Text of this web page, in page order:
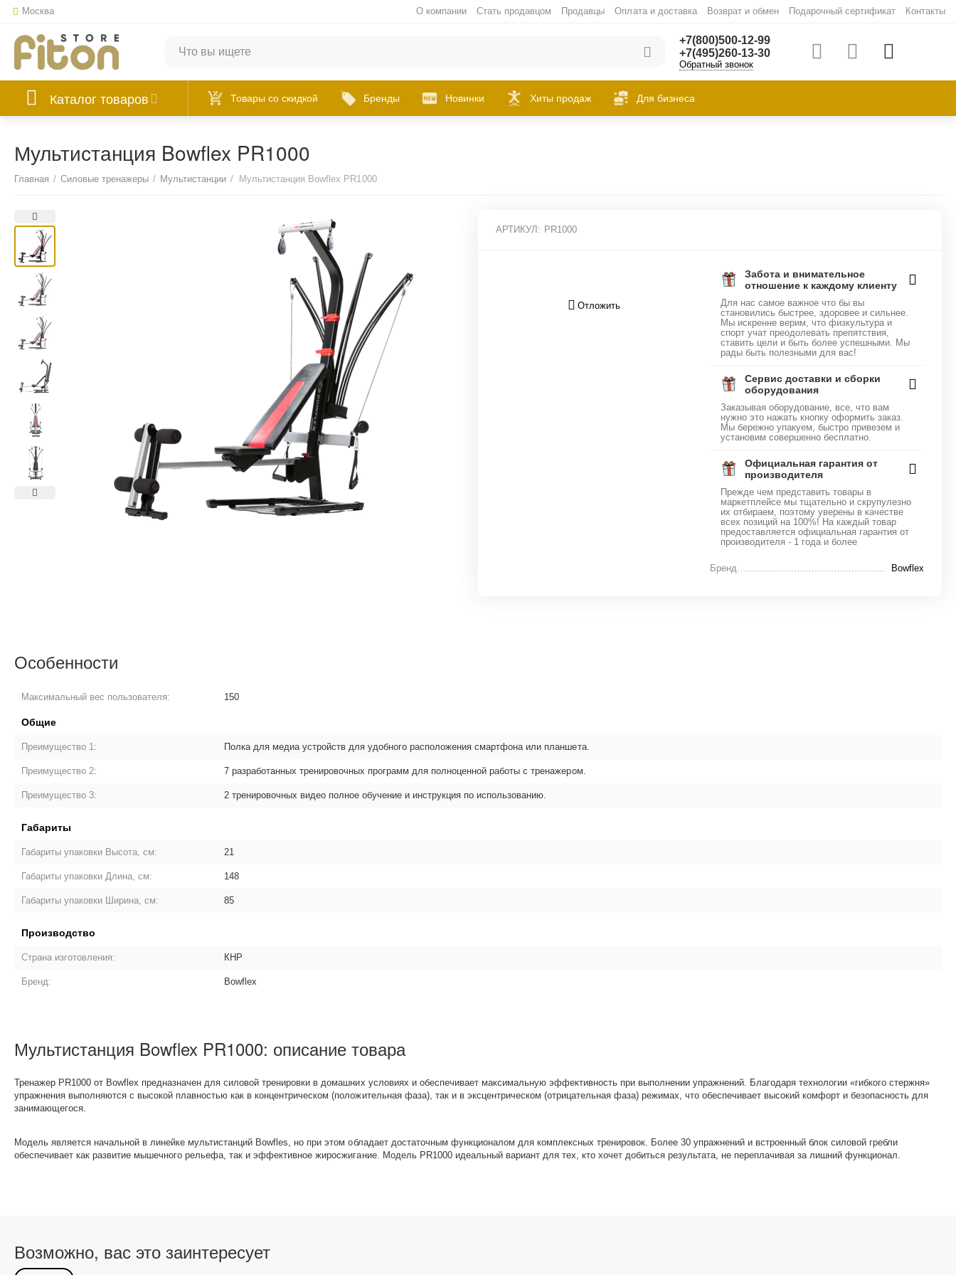
Москва О компании Стать продавцом Продавцы Оплата и доставка Возврат и обмен Подарочный сертификат Контакты
+7(800)500-12-99
+7(495)260-13-30
Обратный звонок
Каталог товаров Товары со скидкой Бренды Новинки Хиты продаж Для бизнеса
Мультистанция Bowflex PR1000
Главная / Силовые тренажеры / Мультистанции / Мультистанция Bowflex PR1000
АРТИКУЛ: PR1000
Отложить
Забота и внимательное
отношение к каждому клиенту
Для нас самое важное что бы вы
становились быстрее, здоровее и сильнее.
Мы искренне верим, что физкультура и
спорт учат преодолевать препятствия,
ставить цели и быть более успешными. Мы
рады быть полезными для вас!
Сервис доставки и сборки
оборудования
Заказывая оборудование, все, что вам
нужно это нажать кнопку оформить заказ.
Мы бережно упакуем, быстро привезем и
установим совершенно бесплатно.
Официальная гарантия от
производителя
Прежде чем представить товары в
маркетплейсе мы тщательно и скрупулезно
их отбираем, поэтому уверены в качестве
всех позиций на 100%! На каждый товар
предоставляется официальная гарантия от
производителя - 1 года и более
Бренд Bowflex
Особенности
Максимальный вес пользователя: 150
Общие
Преимущество 1: Полка для медиа устройств для удобного расположения смартфона или планшета.
Преимущество 2: 7 разработанных тренировочных программ для полноценной работы с тренажером.
Преимущество 3: 2 тренировочных видео полное обучение и инструкция по использованию.
Габариты
Габариты упаковки Высота, см: 21
Габариты упаковки Длина, см: 148
Габариты упаковки Ширина, см: 85
Производство
Страна изготовления: КНР
Бренд: Bowflex
Мультистанция Bowflex PR1000: описание товара
Тренажер PR1000 от Bowflex предназначен для силовой тренировки в домашних условиях и обеспечивает максимальную эффективность при выполнении упражнений. Благодаря технологии «гибкого стержня»
упражнения выполняются с высокой плавностью как в концентрическом (положительная фаза), так и в эксцентрическом (отрицательная фаза) режимах, что обеспечивает высокий комфорт и безопасность для
занимающегося.
Модель является начальной в линейке мультистанций Bowfles, но при этом обладает достаточным функционалом для комплексных тренировок. Более 30 упражнений и встроенный блок силовой гребли
обеспечивает как развитие мышечного рельефа, так и эффективное жиросжигание. Модель PR1000 идеальный вариант для тех, кто хочет добиться результата, не переплачивая за лишний функционал.
Возможно, вас это заинтересует